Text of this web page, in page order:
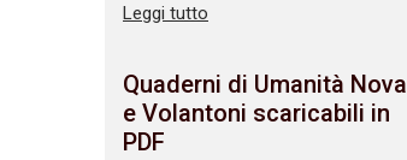
Leggi tutto
Quaderni di Umanità Nova
e Volantoni scaricabili in
PDF